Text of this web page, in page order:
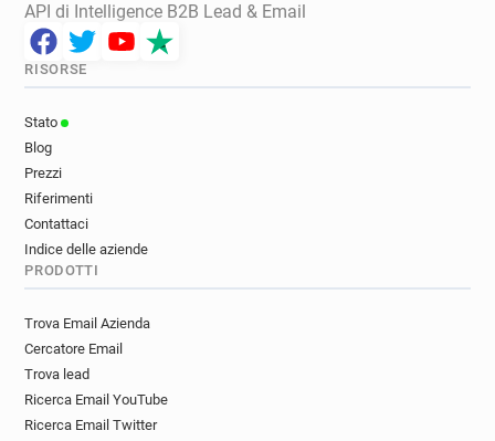
API di Intelligence B2B Lead & Email
RISORSE
Stato
Blog
Prezzi
Riferimenti
Contattaci
Indice delle aziende
PRODOTTI
Trova Email Azienda
Cercatore Email
Trova lead
Ricerca Email YouTube
Ricerca Email Twitter